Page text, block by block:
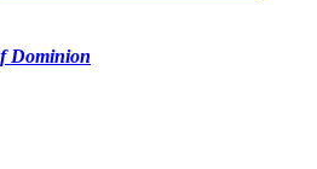
Dominion